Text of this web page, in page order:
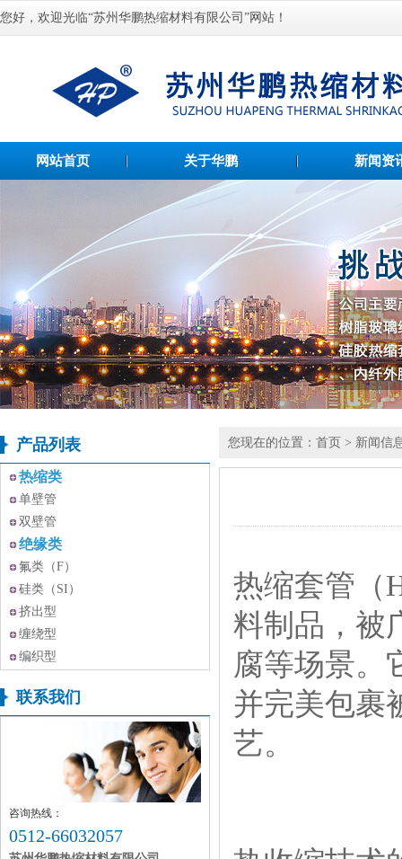
您好，欢迎光临“苏州华鹏热缩材料有限公司”网站！
网站首页 关于华鹏 新闻资
产品列表
热缩类
单壁管
双壁管
绝缘类
氟类（F）
硅类（SI）
挤出型
缠绕型
编织型
联系我们
咨询热线：
0512-66032057
您现在的位置： 首页 > 新闻信
热缩套管
料制品，被
腐等场景。
并完美包裹
艺。